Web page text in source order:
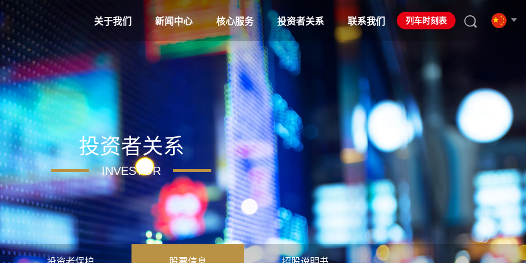
关于我们 新闻中心 核心服务 投资者关系 联系我们 列车时刻表
投资者关系
INVESTOR